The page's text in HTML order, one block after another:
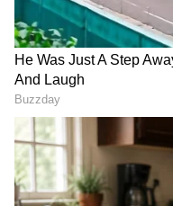
ಮಾಡುತ್ತಿದ್ದಾರೆ. ಇದರ
ಮಾಧ್ಯಮಗಳು ವೈಭವ್
ಪ್ರಕಟಿಸುತ್ತಿದೆ. 15ರ
ಆಗಮಿಸುತ್ತಿದ್ದಾನೆ ಎಂದು
ಈಗಾಗಲೇ
ಎಂದು ಮೈಕ್ ಆರ್ಥಟನ್